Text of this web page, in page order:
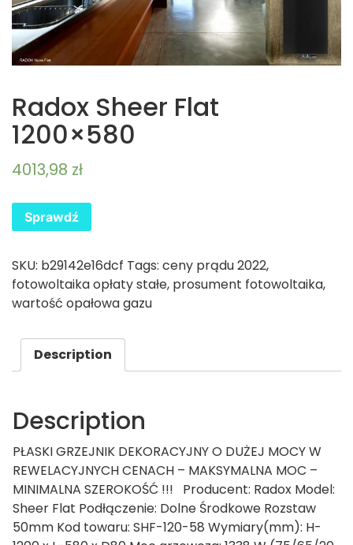
Radox Sheer Flat
1200×580
4013,98 zł
Sprawdź
SKU: b29142e16dcf Tags: ceny prądu 2022,
fotowoltaika opłaty stałe, prosument fotowoltaika,
wartość opałowa gazu
Description
Description
PŁASKI GRZEJNIK DEKORACYJNY O DUŻEJ MOCY W
REWELACYJNYCH CENACH – MAKSYMALNA MOC –
MINIMALNA SZEROKOŚĆ !!! Producent: Radox Model:
Sheer Flat Podłączenie: Dolne Środkowe Rozstaw
50mm Kod towaru: SHF-120-58 Wymiary(mm): H-